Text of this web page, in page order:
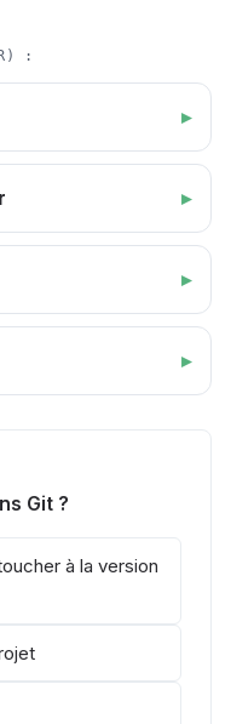
:
Git ?
à la version